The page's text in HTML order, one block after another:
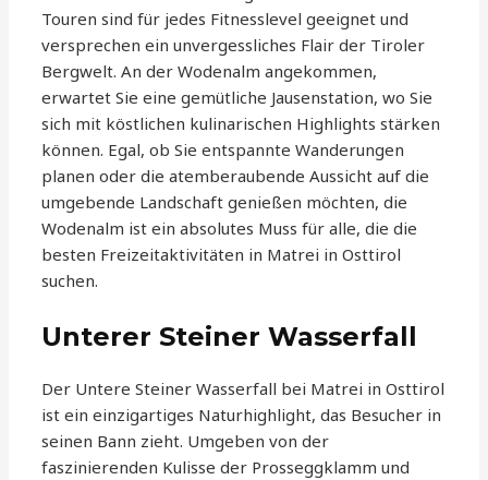
Touren sind für jedes Fitnesslevel geeignet und
versprechen ein unvergessliches Flair der Tiroler
Bergwelt. An der Wodenalm angekommen,
erwartet Sie eine gemütliche Jausenstation, wo Sie
sich mit köstlichen kulinarischen Highlights stärken
können. Egal, ob Sie entspannte Wanderungen
planen oder die atemberaubende Aussicht auf die
umgebende Landschaft genießen möchten, die
Wodenalm ist ein absolutes Muss für alle, die die
besten Freizeitaktivitäten in Matrei in Osttirol
suchen.
Unterer Steiner Wasserfall
Der Untere Steiner Wasserfall bei Matrei in Osttirol
ist ein einzigartiges Naturhighlight, das Besucher in
seinen Bann zieht. Umgeben von der
faszinierenden Kulisse der Prosseggklamm und